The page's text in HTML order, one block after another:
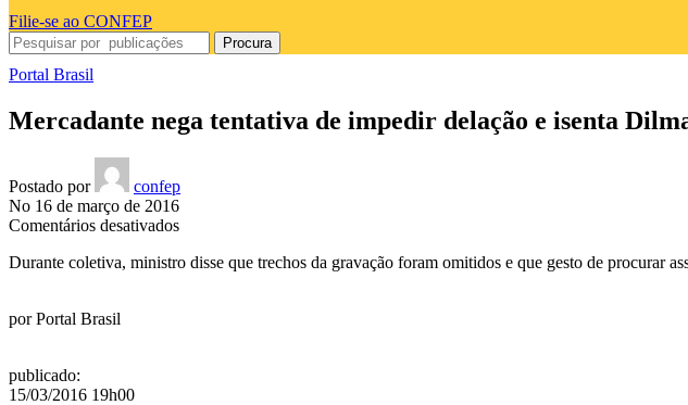
Filie-se ao CONFEP
Procura
Portal Brasil
Mercadante nega tentativa de impedir delação e isenta
Postado por
confep
No 16 de março de 2016
Comentários desativadosem
nega
Durante coletiva, ministro disse que trechos da gravação foram omitidos e que gesto de procurar
porPortal Brasil
publicado:
15/03/2016 19h00